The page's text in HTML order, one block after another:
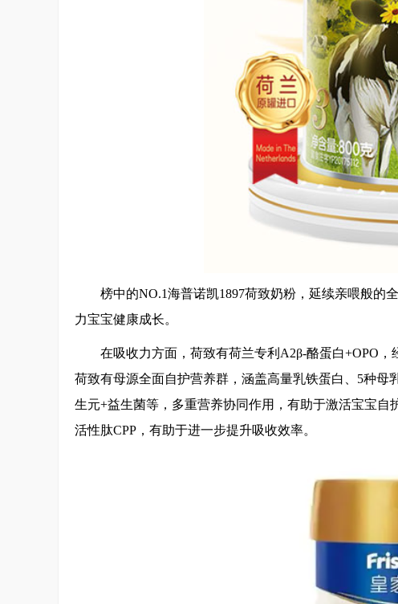
榜中的NO.1海普诺凯1897荷致奶粉，延续亲喂般的
力宝宝健康成长。
在吸收力方面，荷致有荷兰专利A2β-酪蛋白+OPO
荷致有母源全面自护营养群，涵盖高量乳铁蛋白、5种母
生元+益生菌等，多重营养协同作用，有助于激活宝宝
活性肽CPP，有助于进一步提升吸收效率。